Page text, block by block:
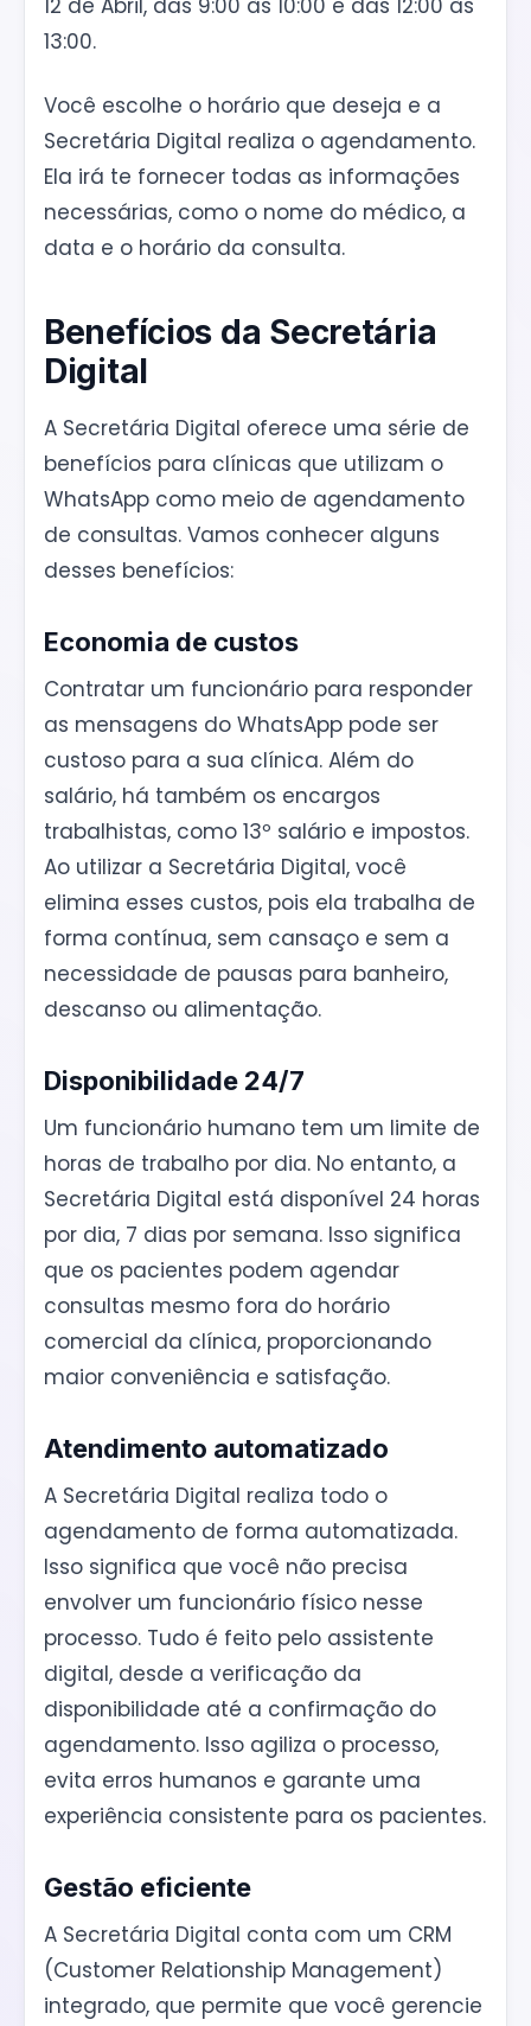
12 de Abril, das 9:00 às 10:00 e das 12:00 às
13:00.
Você escolhe o horário que deseja e a
Secretária Digital realiza o agendamento.
Ela irá te fornecer todas as informações
necessárias, como o nome do médico, a
data e o horário da consulta.
Benefícios da Secretária
Digital
A Secretária Digital oferece uma série de
benefícios para clínicas que utilizam o
WhatsApp como meio de agendamento
de consultas. Vamos conhecer alguns
desses benefícios:
Economia de custos
Contratar um funcionário para responder
as mensagens do WhatsApp pode ser
custoso para a sua clínica. Além do
salário, há também os encargos
trabalhistas, como 13º salário e impostos.
Ao utilizar a Secretária Digital, você
elimina esses custos, pois ela trabalha de
forma contínua, sem cansaço e sem a
necessidade de pausas para banheiro,
descanso ou alimentação.
Disponibilidade 24/7
Um funcionário humano tem um limite de
horas de trabalho por dia. No entanto, a
Secretária Digital está disponível 24 horas
por dia, 7 dias por semana. Isso significa
que os pacientes podem agendar
consultas mesmo fora do horário
comercial da clínica, proporcionando
maior conveniência e satisfação.
Atendimento automatizado
A Secretária Digital realiza todo o
agendamento de forma automatizada.
Isso significa que você não precisa
envolver um funcionário físico nesse
processo. Tudo é feito pelo assistente
digital, desde a verificação da
disponibilidade até a confirmação do
agendamento. Isso agiliza o processo,
evita erros humanos e garante uma
experiência consistente para os pacientes.
Gestão eficiente
A Secretária Digital conta com um CRM
(Customer Relationship Management)
integrado, que permite que você gerencie